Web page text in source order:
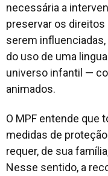
necessária a
preservar os direitos
serem
do uso de uma
universo infantil —
animados.
O MPF entende que
medidas de
requer, de sua
Nesse sentido, a